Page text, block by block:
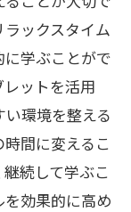
めのヒント
ト通信講
する通信講
ラピストス
ックスタイム
学ぶことがで
ットを活用
環境を整える
間に変えるこ
続して学ぶこ
効果的に高め